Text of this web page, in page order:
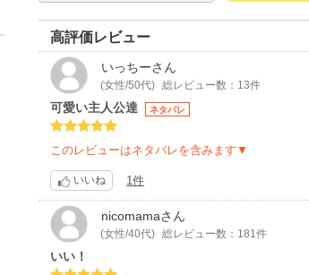
高評価レビュー
いっちーさん
(女性/50代) 総レビュー数：13件
可愛い主人公達 ネタバレ
このレビューはネタバレを含みます▼
いいね 1件
nicomamaさん
(女性/40代) 総レビュー数：181件
いい！